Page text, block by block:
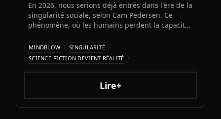
En 2026, nous serions déjà entrés dans l'ère de la
singularité sociale, selon Cam Pedersen. Ce
phénomène, où les humains perdent la capacité
artificielles, précéderait la singularité
technologique attendue pour 2034.
MINDBLOW
SINGULARITÉ
SCIENCE-FICTION DEVIENT RÉALITÉ
Lire+